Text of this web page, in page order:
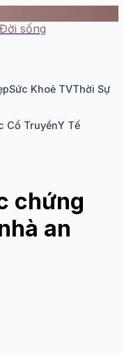
sống
Sức Khoẻ TVThời Sự
Cổ TruyềnY Tế
chứng
an